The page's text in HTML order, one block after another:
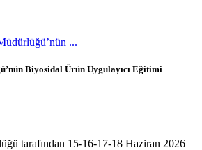
...
Biyosidal Ürün Uygulayıcı Eğitimi
tarafından 15-16-17-18 Haziran 2026